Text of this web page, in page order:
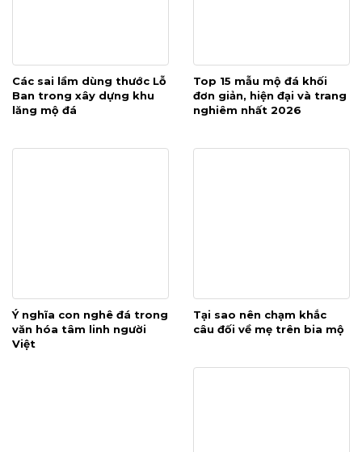
Các sai lầm dùng thước Lỗ
Ban trong xây dựng khu
lăng mộ đá
Top 15 mẫu mộ đá khối
đơn giản, hiện đại và trang
nghiêm nhất 2026
Ý nghĩa con nghê đá trong
văn hóa tâm linh người
Việt
Tại sao nên chạm khắc
câu đối về mẹ trên bia mộ